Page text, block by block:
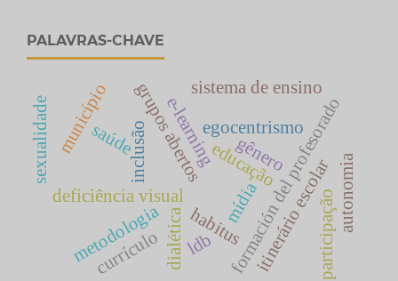
PALAVRAS-CHAVE
educação
deficiência visual
inclusão e-learningformación del profesorado
habitus itinerário escolar
saúde
participação
metodologia
grupos abertos
dialética
egocentrismo
sistema de ensino
município
autonomia
currículo ldb
gênero
mídia
sexualidade